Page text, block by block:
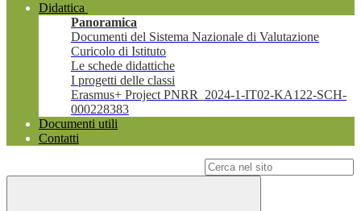
Didattica
Panoramica
Documenti del Sistema Nazionale di Valutazione
Curicolo di Istituto
Le schede didattiche
I progetti delle classi
Erasmus+ Project PNRR_2024-1-IT02-KA122-SCH-
000228383
Documenti utili
Contatti